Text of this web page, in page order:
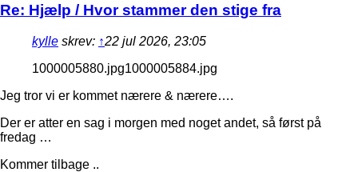
Re: Hjælp / Hvor stammer den stige fra
kylle skrev: ↑22 jul 2026, 23:05
1000005880.jpg1000005884.jpg
Jeg tror vi er kommet nærere & nærere….
Der er atter en sag i morgen med noget andet, så først på
fredag …
Kommer tilbage ..